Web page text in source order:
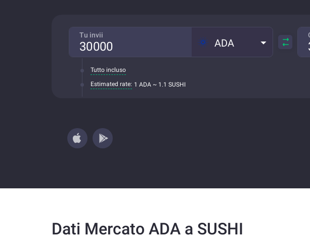
Tu invii
ADA
Tutto incluso
Estimated rate: 1 ADA ~ 1.1 SUSHI
Dati Mercato ADA a SUSHI